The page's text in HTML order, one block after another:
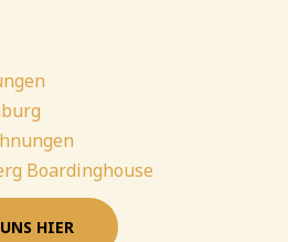
Boardinghouse
HIER